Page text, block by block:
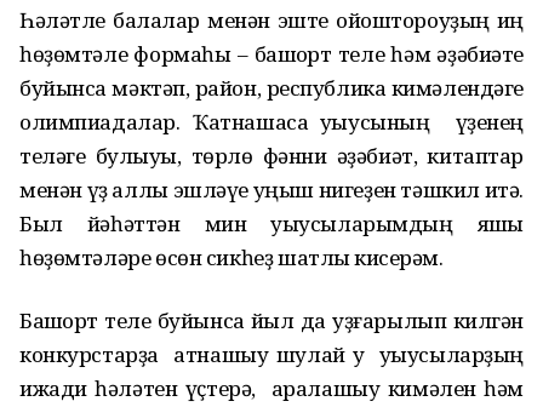
Һәләтле балалар менән эште ойоштороуҙың иң
һөҙөмтәле формаһы – башҡорт теле һәм әҙәбиәте
буйынса мәктәп, район, республика кимәлендәге
олимпиадалар. Ҡатнашасаҡ уҡыусының үҙенең
теләге булыуы, төрлө фәнни әҙәбиәт, китаптар
менән үҙ аллы эшләүе уңыш нигеҙен тәшкил итә.
Был йәһәттән мин уҡыусыларымдың яҡшы
һөҙөмтәләре өсөн сикһеҙ шатлыҡ кисерәм.
Башҡорт теле буйынса йыл да уҙғарылып килгән
конкурстарҙа ҡатнашыу шулай уҡ уҡыусыларҙың
ижади һәләтен үҫтерә, аралашыу кимәлен һәм